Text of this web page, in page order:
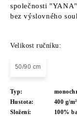
společnosti
bez výslovného
Velikost ručníku:
50/90 cm
Typ:
Hustota:
400 g/m²
Složení:
100%